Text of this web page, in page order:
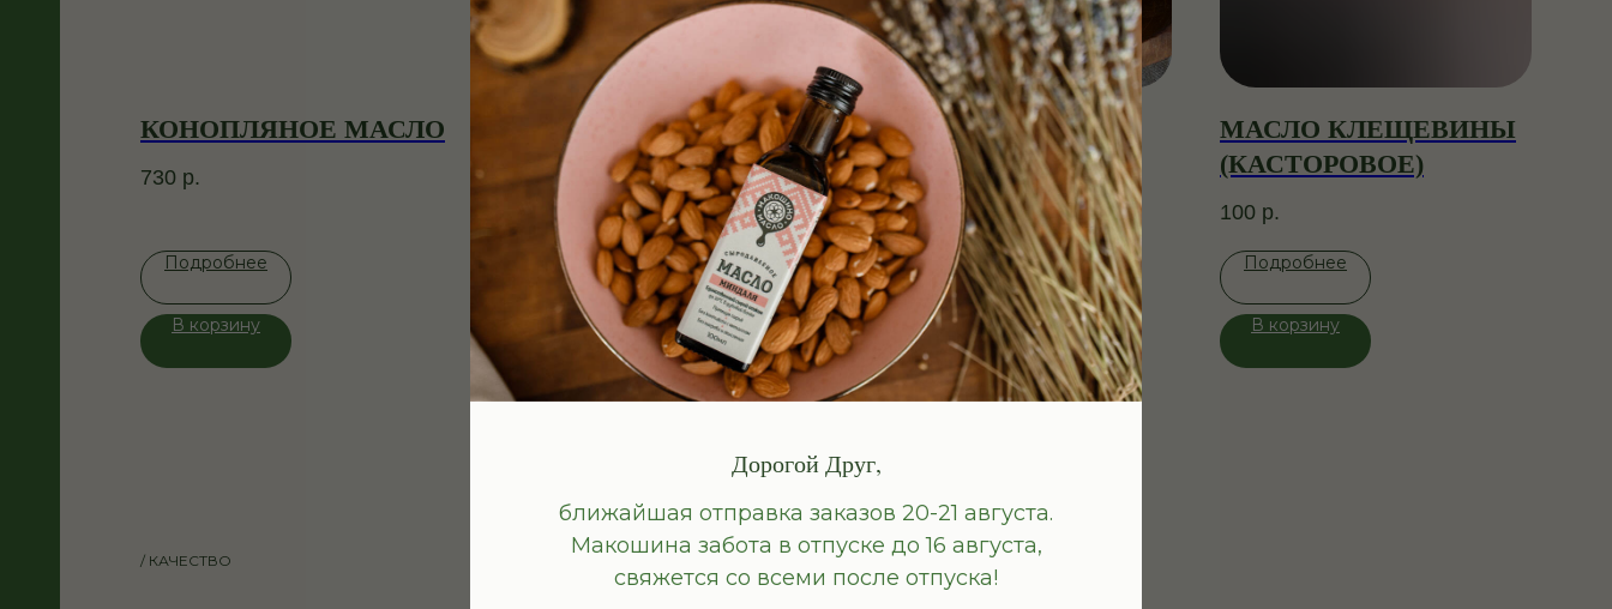
КОНОПЛЯНОЕ МАСЛО
730 р.
Подробнее
В корзину
МАСЛО ЧИА
1 000 р.
Подробнее
В корзину
МАСЛО АМАРАНТА
600 р.
Подробнее
В корзину
МАСЛО КЛЕЩЕВИНЫ
(КАСТОРОВОЕ)
100 р.
Подробнее
В корзину
/ КАЧЕСТВО
Дорогой Друг,
ближайшая отправка заказов 20-21 августа.
Макошина забота в отпуске до 16 августа,
свяжется со всеми после отпуска!